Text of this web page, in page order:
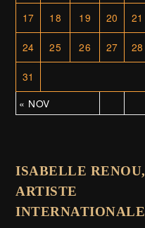
« NOV
17 18 19 20 21
24 25 26 27 28
31
ISABELLE RENOU,
ARTISTE
INTERNATIONALE